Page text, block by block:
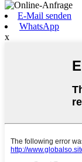
E-Mail senden
WhatsApp
x